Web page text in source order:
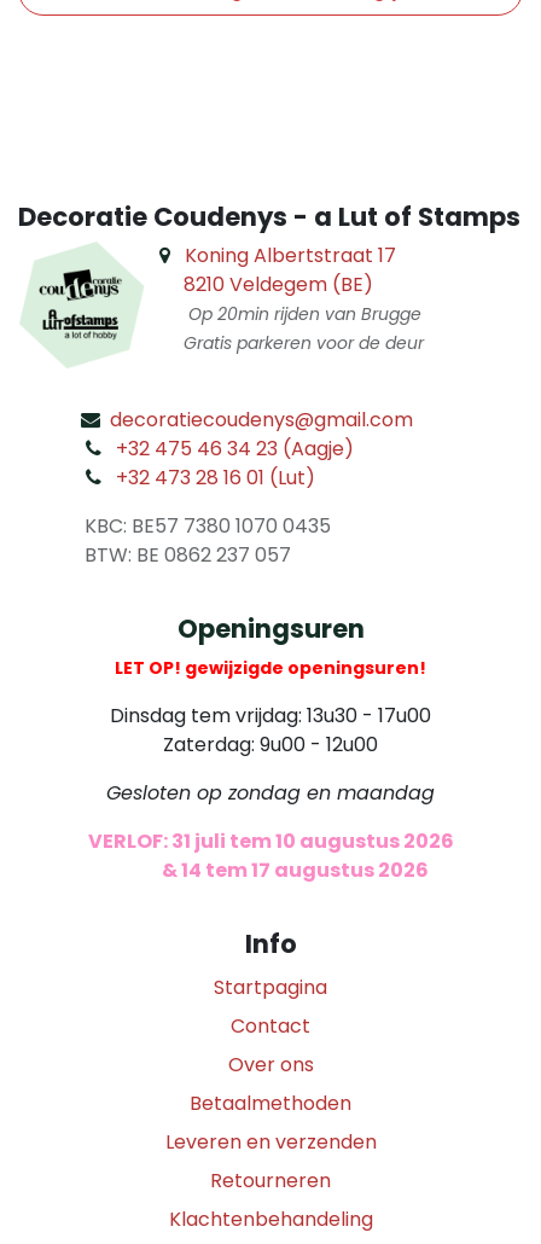
Decoratie Coudenys - a Lut of Stamps
Koning Albertstraat 17
8210 Veldegem (BE)
Op 20min rijden van Brugge
Gratis parkeren voor de deur
decoratiecoudenys@gmail.com
+32 475 46 34 23 (Aagje)
+32 473 28 16 01 (Lut)
KBC: BE57 7380 1070 0435
​ BTW: BE 0862 237 057
Openingsuren
LET OP! gewijzigde openingsuren!
Dinsdag tem vrijdag: 13u30 - 17u00
Zaterdag: 9u00 - 12u00
Gesloten op zondag en maandag
VERLOF: 31 juli tem 10 augustus 2026
& 14 tem 17 augustus 2026
Info
Startpagina
Contact
Over ons
Betaalmethoden
Leveren en verzenden
Retourneren
Klachtenbehandeling